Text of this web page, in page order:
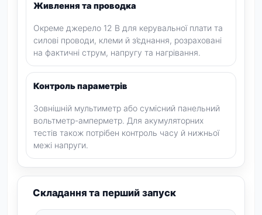
Живлення та проводка
Окреме джерело 12 В для керувальної плати та
силові проводи, клеми й з’єднання, розраховані
на фактичні струм, напругу та нагрівання.
Контроль параметрів
Зовнішній мультиметр або сумісний панельний
вольтметр-амперметр. Для акумуляторних
тестів також потрібен контроль часу й нижньої
межі напруги.
Складання та перший запуск